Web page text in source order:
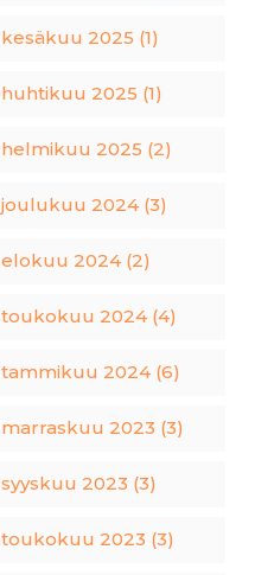
kesäkuu 2025 (1)
huhtikuu 2025 (1)
helmikuu 2025 (2)
joulukuu 2024 (3)
elokuu 2024 (2)
toukokuu 2024 (4)
tammikuu 2024 (6)
marraskuu 2023 (3)
syyskuu 2023 (3)
toukokuu 2023 (3)